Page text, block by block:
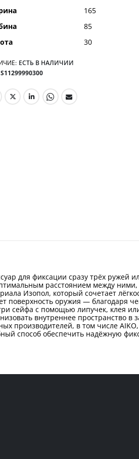
165
85
30
ЕСТЬ В НАЛИЧИИ
S11299990300
для фиксации сразу трёх ружей
расстоянием между
Изопол, который сочетает
оружия — благодаря
сейфа с помощью липучек, клея
внутреннее пространство
в том числе AIKO,
способ обеспечить надёжную